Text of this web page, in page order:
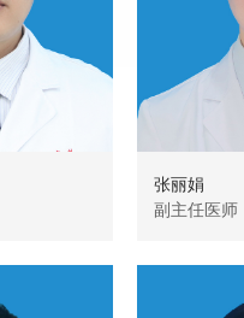
张丽娟
副主任医师